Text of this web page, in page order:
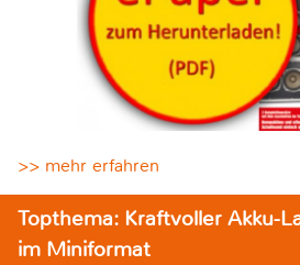
>> mehr erfahren
Topthema: Kraftvoller Akku-
im Miniformat